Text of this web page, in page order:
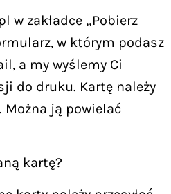
w zakładce „Pobierz
w którym podasz
a my wyślemy Ci
do druku. Kartę należy
Można ją powielać
kartę?